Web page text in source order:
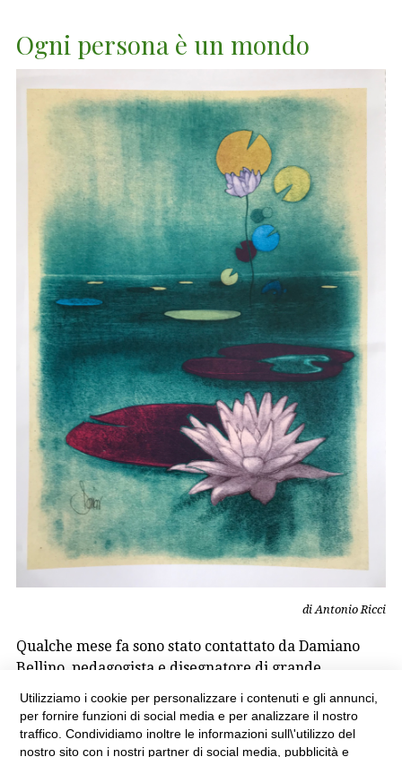
Ogni persona è un mondo
di Antonio Ricci
Qualche mese fa sono stato contattato da Damiano
Bellino, pedagogista e disegnatore di grande
8 Gennaio 2021 Educazione , famiglie pandemia
pedagogia ,supporto psicologico
Utilizziamo i cookie per personalizzare i contenuti e gli annunci,
per fornire funzioni di social media e per analizzare il nostro
traffico. Condividiamo inoltre le informazioni sull\'utilizzo del
nostro sito con i nostri partner di social media, pubblicità e